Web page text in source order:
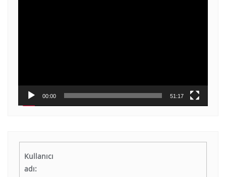
00:00 51:17
Kullanıcı
adı: